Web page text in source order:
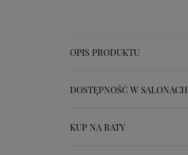
OPIS PRODUKTU
DOSTĘPNOŚĆ W SALONACH
KUP NA RATY